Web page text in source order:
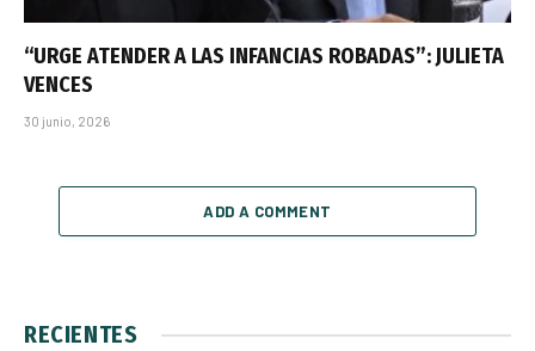
“URGE ATENDER A LAS INFANCIAS ROBADAS”: JULIETA
VENCES
30 junio, 2026
ADD A COMMENT
RECIENTES